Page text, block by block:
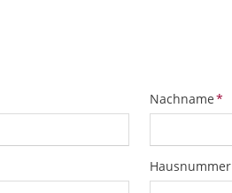
Pflichtfeld
Nachname*
Hausnummer